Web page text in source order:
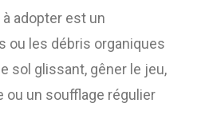
adopter est un
ou les débris organiques
sol glissant, gêner le jeu,
ou un soufflage régulier